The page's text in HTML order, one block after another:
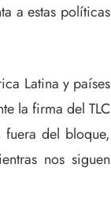
a estas políticas
Latina y países
la firma del TLC
fuera del bloque,
nos siguen